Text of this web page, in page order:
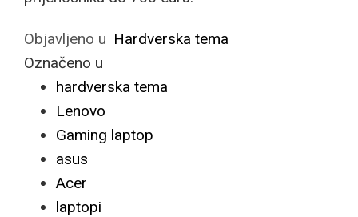
Objavljeno u Hardverska tema
Označeno u
hardverska tema
Lenovo
Gaming laptop
asus
Acer
laptopi